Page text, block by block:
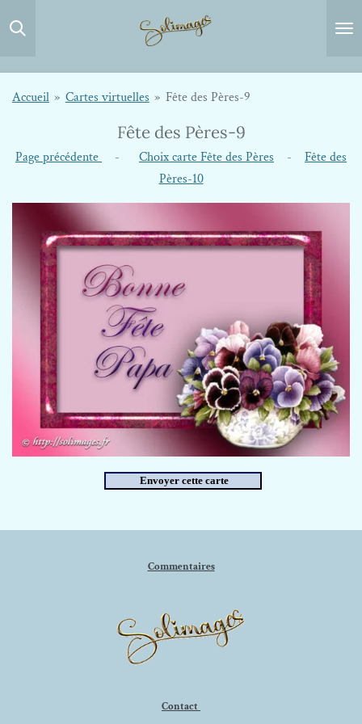
Passer
Accueil » Cartes virtuelles » Fête des Pères-9
Fête des Pères-9
Page précédente - Choix carte Fête des Pères - Fête des
Pères-10
Commentaires
Contact